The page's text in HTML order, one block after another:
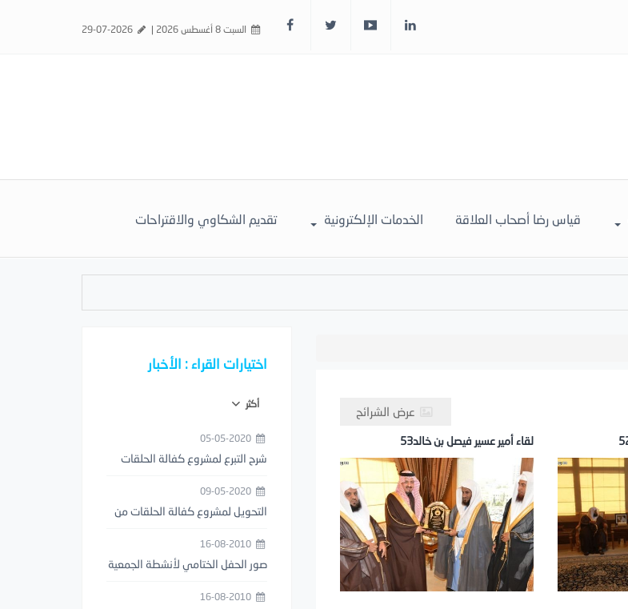
السبت 8 أغسطس 2026 |
قياس رضا أصحاب العلاقة الخدمات الإلكترونية تقديم الشكاوي والاقتراحات
عرض الشرائح
لقاء أمير عسير فيصل بن خالد53
اختيارات القراء : الأخبار
أكثر
05-05-2020
شرح التبرع لمشروع كفالة الحلقات
09-05-2020
التحويل لمشروع كفالة الحلقات من
16-08-2010
صور الحفل الختامي لأنشطة الجمعية
16-08-2010